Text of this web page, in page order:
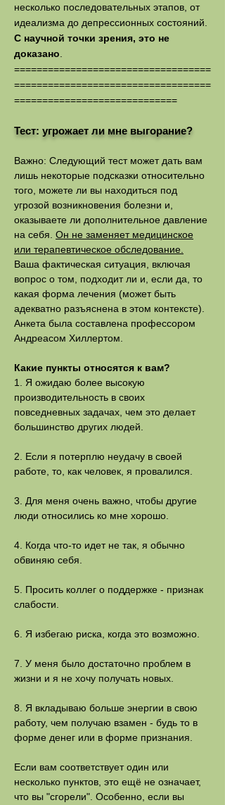
несколько последовательных этапов, от
идеализма до депрессионных состояний.
С научной точки зрения, это не
доказано
===================================
===================================
=============================
Тест: угрожает ли мне выгорание?
Важно: Следующий тест может дать вам
лишь некоторые подсказки относительно
того, можете ли вы находиться под
угрозой возникновения болезни и,
оказываете ли дополнительное давление
на себя. Он не заменяет медицинское
или терапевтическое обследование.
Ваша фактическая ситуация, включая
вопрос о том, подходит ли и, если да, то
какая форма лечения (может быть
адекватно разъяснена в этом контексте).
Анкета была составлена профессором
Андреасом Хиллертом.
Какие пункты относятся к вам?
1. Я ожидаю более высокую
производительность в своих
повседневных задачах, чем это делает
большинство других людей.
2. Если я потерплю неудачу в своей
работе, то, как человек, я провалился.
3. Для меня очень важно, чтобы другие
люди относились ко мне хорошо.
4. Когда что-то идет не так, я обычно
обвиняю себя.
5. Просить коллег о поддержке - признак
слабости.
6. Я избегаю риска, когда это возможно.
7. У меня было достаточно проблем в
жизни и я не хочу получать новых.
8. Я вкладываю больше энергии в свою
работу, чем получаю взамен - будь то в
форме денег или в форме признания.
Если вам соответствует один или
несколько пунктов, это ещё не означает,
что вы "сгорели". Особенно, если вы